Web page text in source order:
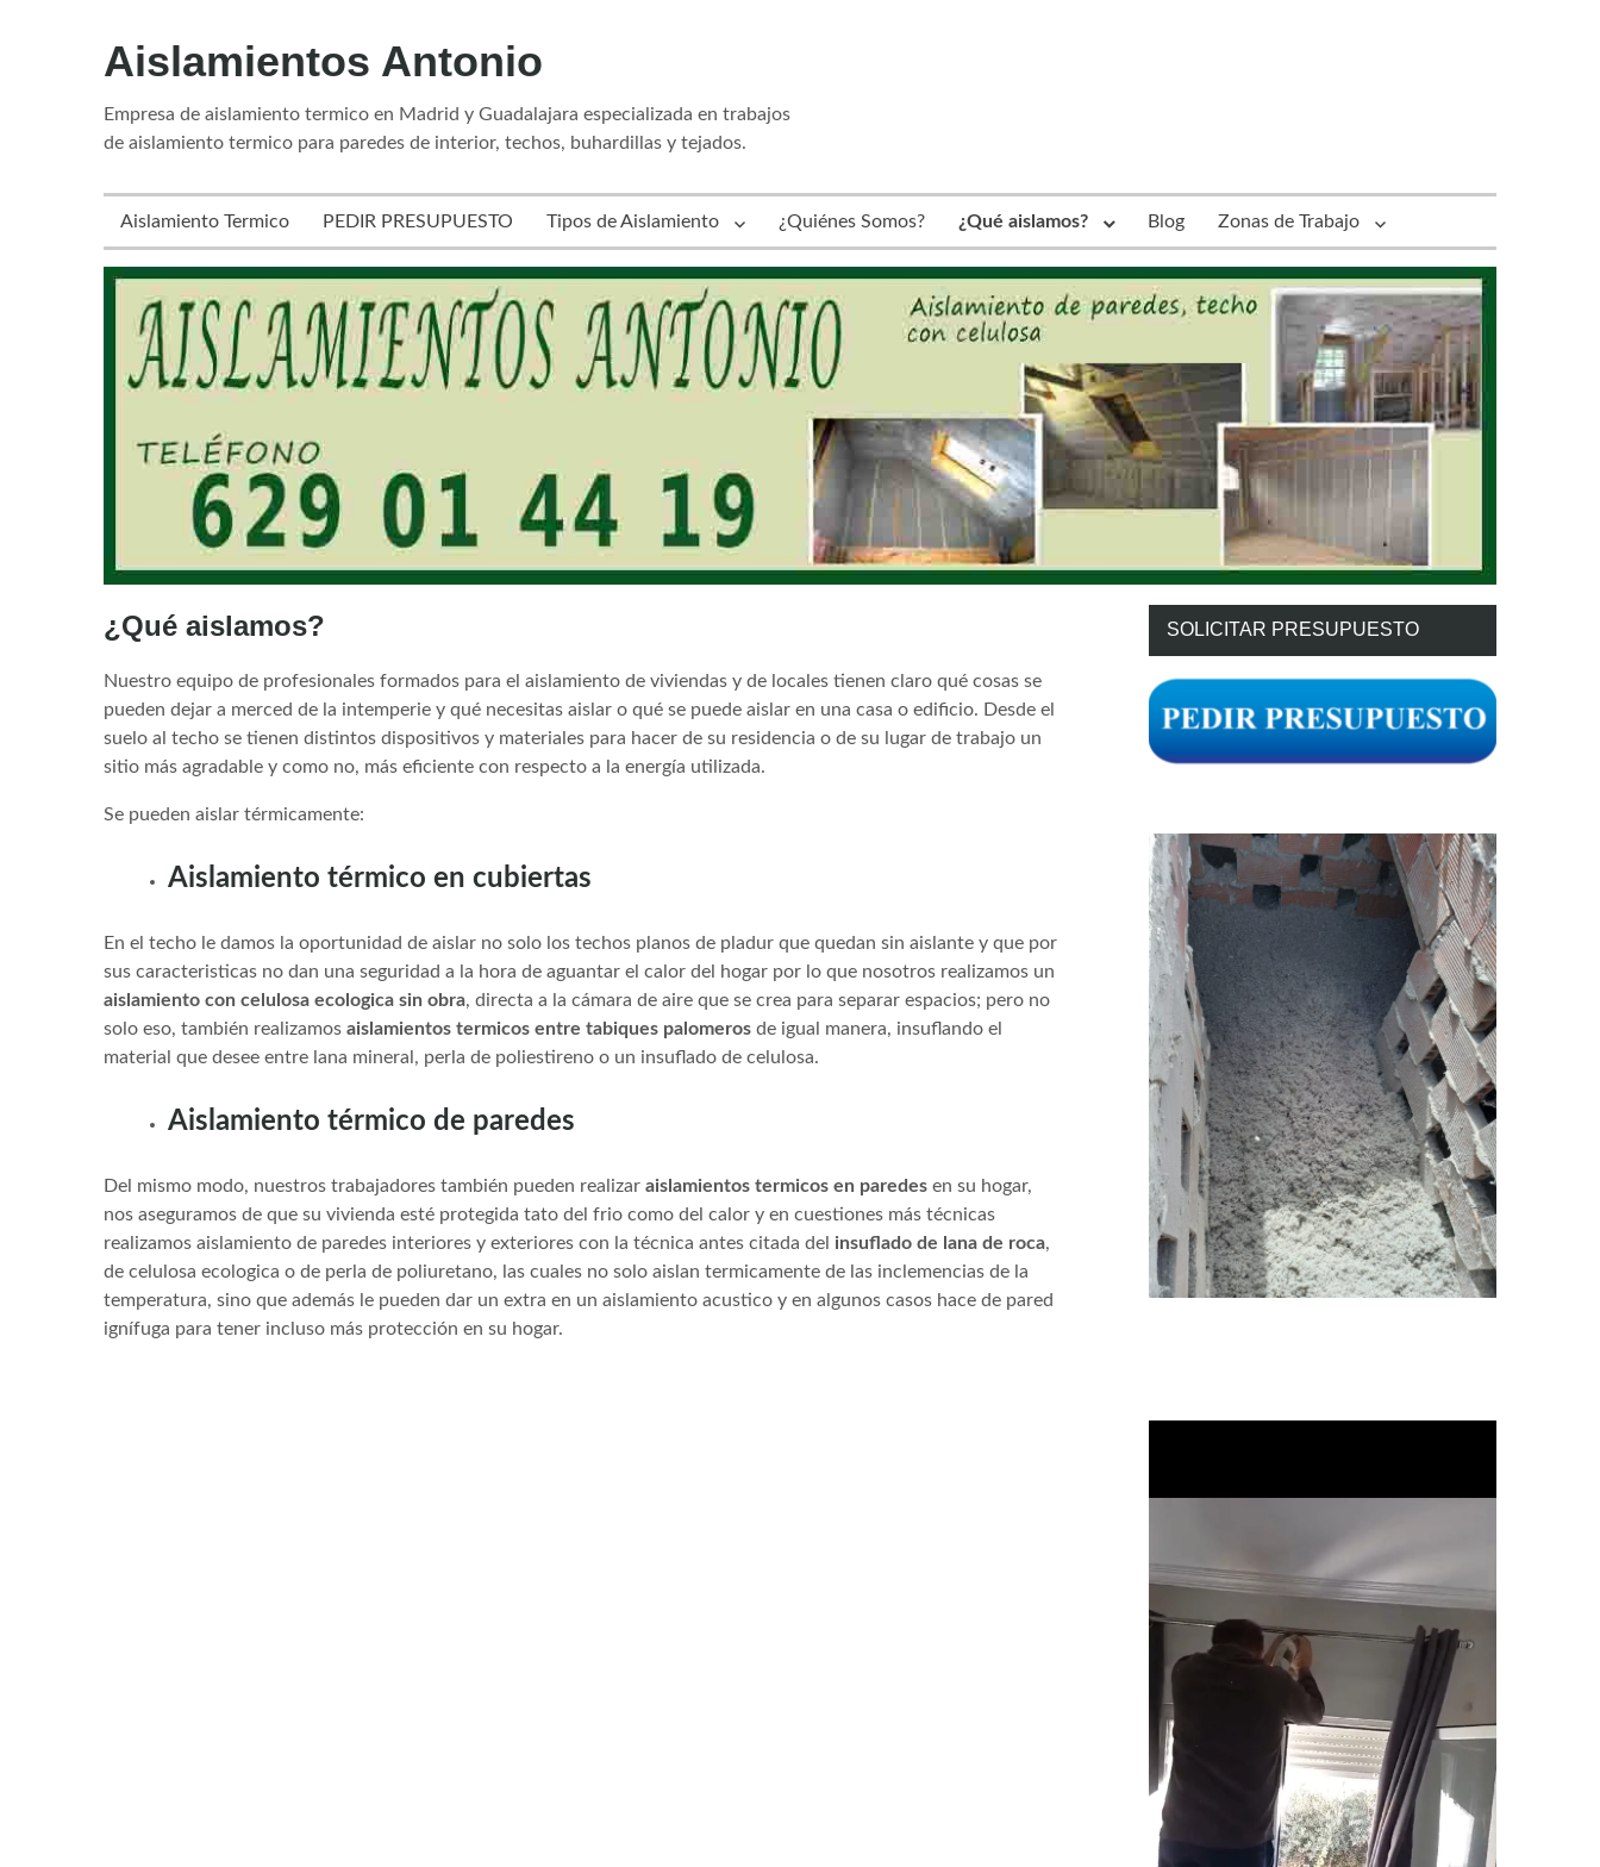
Aislamientos Antonio
Empresa de aislamiento termico en Madrid y Guadalajara especializada en trabajos
de aislamiento termico para paredes de interior, techos, buhardillas y tejados.
Aislamiento Termico PEDIR PRESUPUESTO Tipos de Aislamiento ¿Quiénes Somos? ¿Qué aislamos? Blog Zonas de Trabajo
¿Qué aislamos?
Nuestro equipo de profesionales formados para el aislamiento de viviendas y de locales tienen claro qué cosas se
pueden dejar a merced de la intemperie y qué necesitas aislar o qué se puede aislar en una casa o edificio. Desde el
suelo al techo se tienen distintos dispositivos y materiales para hacer de su residencia o de su lugar de trabajo un
sitio más agradable y como no, más eficiente con respecto a la energía utilizada.
Se pueden aislar térmicamente:
Aislamiento térmico en cubiertas
En el techo le damos la oportunidad de aislar no solo los techos planos de pladur que quedan sin aislante y que por
sus caracteristicas no dan una seguridad a la hora de aguantar el calor del hogar por lo que nosotros realizamos un
aislamiento con celulosa ecologica sin obra, directa a la cámara de aire que se crea para separar espacios; pero no
solo eso, también realizamos aislamientos termicos entre tabiques palomeros de igual manera, insuflando el
material que desee entre lana mineral, perla de poliestireno o un insuflado de celulosa.
Aislamiento térmico de paredes
Del mismo modo, nuestros trabajadores también pueden realizar aislamientos termicos en paredes en su hogar,
nos aseguramos de que su vivienda esté protegida tato del frio como del calor y en cuestiones más técnicas
realizamos aislamiento de paredes interiores y exteriores con la técnica antes citada del insuflado de lana de roca,
de celulosa ecologica o de perla de poliuretano, las cuales no solo aislan termicamente de las inclemencias de la
temperatura, sino que además le pueden dar un extra en un aislamiento acustico y en algunos casos hace de pared
ignífuga para tener incluso más protección en su hogar.
SOLICITAR PRESUPUESTO